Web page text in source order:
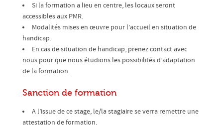
Si la formation a lieu en centre, les locaux seront
accessibles aux PMR.
Modalités mises en œuvre pour l’accueil en situation de
handicap.
En cas de situation de handicap, prenez contact avec
nous pour que nous étudions les possibilités d’adaptation
de la formation.
Sanction de formation
A l’issue de ce stage, le/la stagiaire se verra remettre une
attestation de formation.